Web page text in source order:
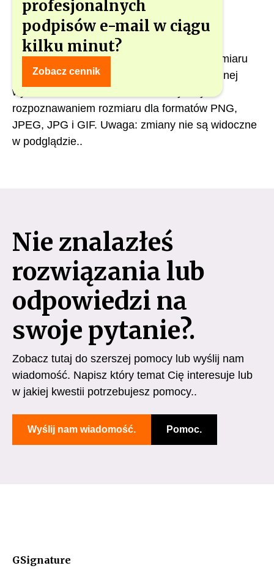
profesjonalnych
podpisów e-mail w ciągu
kilku minut?
Zobacz cennik
Skalowanie obrazu pozwala na zmiany rozmiaru
grafik logo i banerów za pomocą maksymalnej
wysokości i szerokości, z automatycznym
rozpoznawaniem rozmiaru dla formatów PNG,
JPEG, JPG i GIF. Uwaga: zmiany nie są widoczne
w podglądzie..
Nie znalazłeś
rozwiązania lub
odpowiedzi na
swoje pytanie?.
Zobacz tutaj do szerszej pomocy lub wyślij nam
wiadomość. Napisz który temat Cię interesuje lub
w jakiej kwestii potrzebujesz pomocy..
Wyślij nam wiadomość. Pomoc.
GSignature